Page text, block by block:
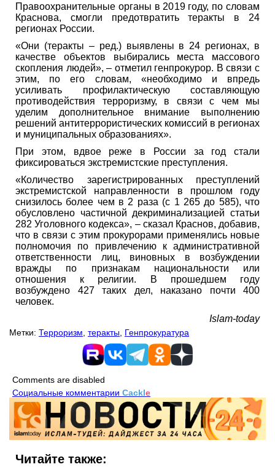
Правоохранительные органы в 2019 году, по словам
Краснова, смогли предотвратить теракты в 24
регионах России.
«Они (теракты – ред.) выявлены в 24 регионах, в
качестве объектов выбирались места массового
скопления людей», – отметил генпрокурор. В связи с
этим, по его словам, «необходимо и впредь
усиливать профилактическую составляющую
противодействия терроризму, в связи с чем мы
уделим дополнительное внимание выполнению
решений антитеррористических комиссий в регионах
и муниципальных образованиях».
При этом, вдвое реже в России за год стали
фиксироваться экстремистские преступления.
«Количество зарегистрированных преступлений
экстремистской направленности в прошлом году
снизилось более чем в 2 раза (с 1 265 до 585), что
обусловлено частичной декриминализацией статьи
282 Уголовного кодекса», – сказал Краснов, добавив,
что в связи с этим прокурорами применялись новые
полномочия по привлечению к административной
ответственности лиц, виновных в возбуждении
вражды по признакам национальности или
отношения к религии. В прошедшем году
возбуждено 427 таких дел, наказано почти 400
человек.
Islam-today
Метки: Терроризм теракты Генпрокуратура
Comments are disabled
Социальные комментарии Cackle
Читайте также: